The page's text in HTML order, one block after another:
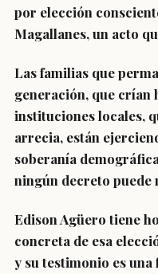
por elección
Magallanes, un acto
Las familias que
generación, que crían
instituciones locales,
arrecia, están
soberanía
ningún decreto puede
Edison Agüero tiene
concreta de esa
y su testimonio es